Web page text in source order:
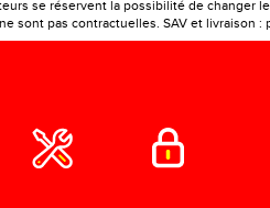
se réservent la possibilité de changer
pas contractuelles. SAV et livraison :